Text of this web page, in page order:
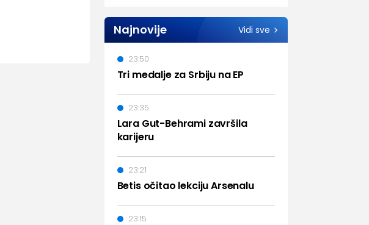
Najnovije Vidi sve
Tri medalje za Srbiju na EP
23:50
Lara Gut-Behrami završila
karijeru
23:35
Betis očitao lekciju Arsenalu
23:21
23:15